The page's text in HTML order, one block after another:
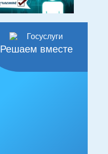
Решаем вместе